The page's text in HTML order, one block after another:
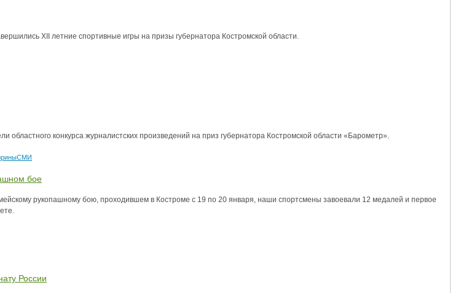
XII летние спортивные игры на призы губернатора Костромской области.
областного конкурса журналистских произведений на приз губернатора Костромской области «Барометр».
СМИ
бое
рукопашному бою, проходившем в Костроме с 19 по 20 января, наши спортсмены завоевали 12 медалей и первое
России